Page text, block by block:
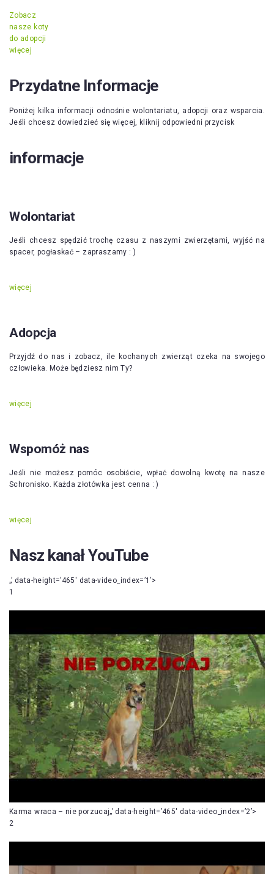
Zobacz
nasze koty
do adopcji
więcej
Przydatne Informacje
Poniżej kilka informacji odnośnie wolontariatu, adopcji oraz wsparcia.
Jeśli chcesz dowiedzieć się więcej, kliknij odpowiedni przycisk
informacje
Wolontariat
Jeśli chcesz spędzić trochę czasu z naszymi zwierzętami, wyjść na
spacer, pogłaskać – zapraszamy : )
więcej
Adopcja
Przyjdź do nas i zobacz, ile kochanych zwierząt czeka na swojego
człowieka. Może będziesz nim Ty?
więcej
Wspomóż nas
Jeśli nie możesz pomóc osobiście, wpłać dowolną kwotę na nasze
Schronisko. Każda złotówka jest cenna : )
więcej
Nasz kanał YouTube
„’ data-height=’465′ data-video_index=’1’>
1
Karma wraca – nie porzucaj„’ data-height=’465′ data-video_index=’2’>
2